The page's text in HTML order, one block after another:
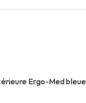
Ergo-Med bleue